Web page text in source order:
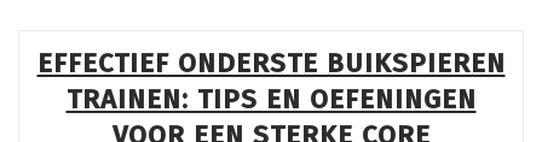
Trainen
met
Deze
EFFECTIEF ONDERSTE BUIKSPIEREN
TRAINEN: TIPS EN OEFENINGEN